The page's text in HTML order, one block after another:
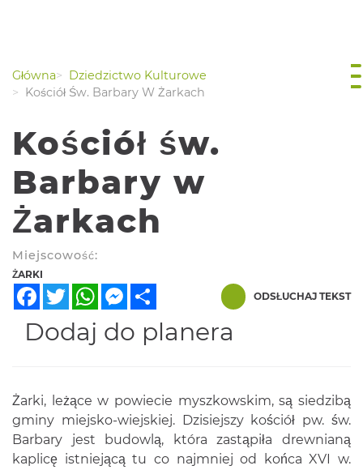
Główna
Dziedzictwo Kulturowe
Kościół Św. Barbary W Żarkach
Kościół św.
Barbary w
Żarkach
Miejscowość:
ŻARKI
FacebookTwitterWhatsAppMessenger ODSŁUCHAJ TEKST
Dodaj do planera
Żarki, leżące w powiecie myszkowskim, są siedzibą
gminy miejsko-wiejskiej. Dzisiejszy kościół pw. św.
Barbary jest budowlą, która zastąpiła drewnianą
kaplicę istniejącą tu co najmniej od końca XVI w.